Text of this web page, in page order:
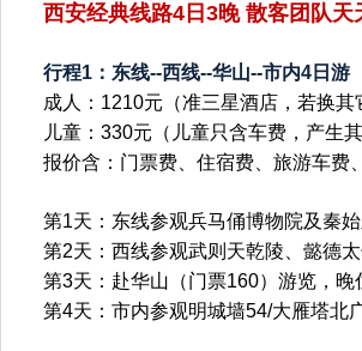
西安经典线路4日3晚 散客团队天
行程1：东线--西线--华山--市内4日游
成人：1210元（准三星酒店，若换其
儿童：330元（儿童只含车费，产生
报价含：门票费、住宿费、旅游车费
第1天：东线参观兵马俑博物院及秦
第2天：西线参观武则天乾陵、懿德
第3天：赴华山（门票160）游览，晚
第4天：市内参观明城墙54/大雁塔北